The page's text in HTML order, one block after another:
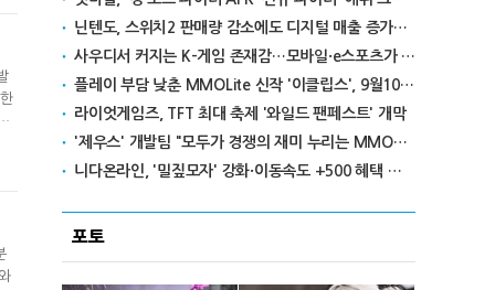
닌텐도, 스위치2 판매량 감소에도 디지털 매출 증가로 영익 급증
사우디서 커지는 K-게임 존재감…모바일·e스포츠가 이끌었다
플레이 부담 낮춘 MMOLite 신작 '이클립스', 9월10일 출격
라이엇게임즈, TFT 최대 축제 '와일드 팬페스트' 개막
'제우스' 개발팀 "모두가 경쟁의 재미 누리는 MMORPG로 만들 것"
니다온라인, '밀짚모자' 강화·이동속도 +500 혜택 이벤트 진행
포토